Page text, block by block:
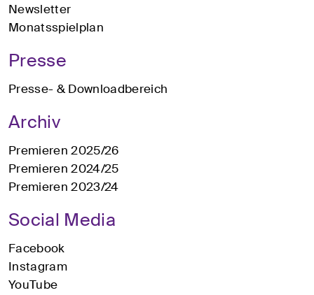
Newsletter
Monatsspielplan
Presse
Presse- & Downloadbereich
Archiv
Premieren 2025/26
Premieren 2024/25
Premieren 2023/24
Social Media
Facebook
Instagram
YouTube